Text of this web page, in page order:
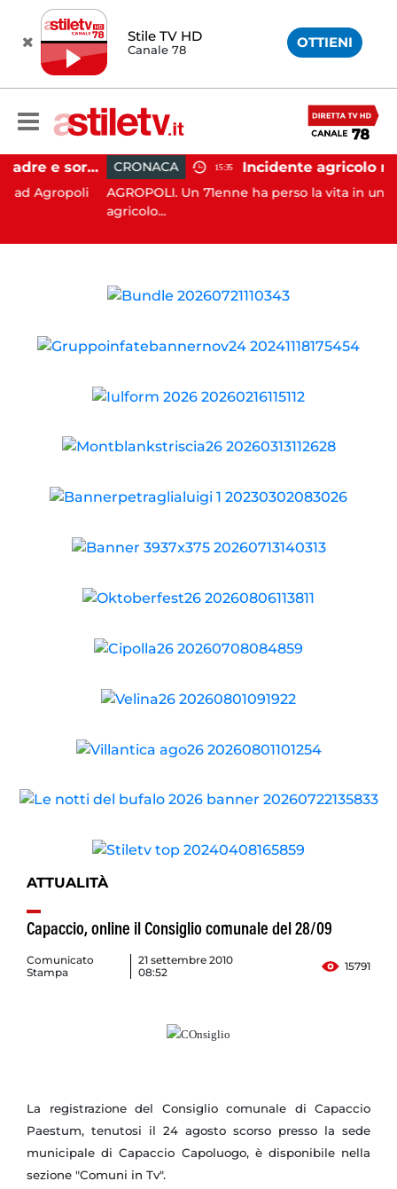
Stile TV HD
Canale 78 OTTIENI
Agropoli, botte a madre e sorella per ottenere denaro: 31enne in carcere CRONACA 15:35
AGROPOLI. Un 71enne ha perso la vita in un
agricolo...
ATTUALITÀ
Capaccio, online il Consiglio comunale del 28/09
Comunicato
Stampa
21 settembre 2010
08:52
15791
La registrazione del Consiglio comunale di Capaccio
Paestum, tenutosi il 24 agosto scorso presso la sede
municipale di Capaccio Capoluogo, è disponibile nella
sezione "Comuni in Tv".